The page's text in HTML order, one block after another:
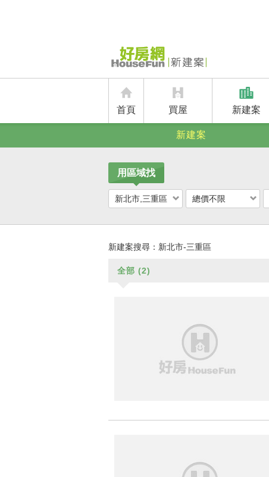
首頁 買屋 新建案
新建案
用區域找
新北市,三重區 總價不限
新建案搜尋： 新北市-三重區
全部 (2)